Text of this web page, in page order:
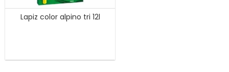
Lapiz color alpino tri 12l